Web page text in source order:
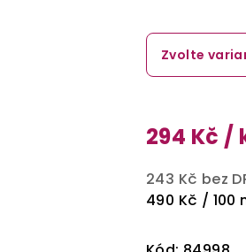
Zvolte
294 Kč /
243 Kč bez
Měrná
490 Kč / 100